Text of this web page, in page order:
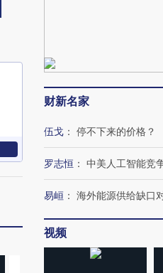
财新名家
伍戈 ： 停不下来的价格？
罗志恒 ： 中美人工智能竞
易峘 ： 海外能源供给缺口
视频